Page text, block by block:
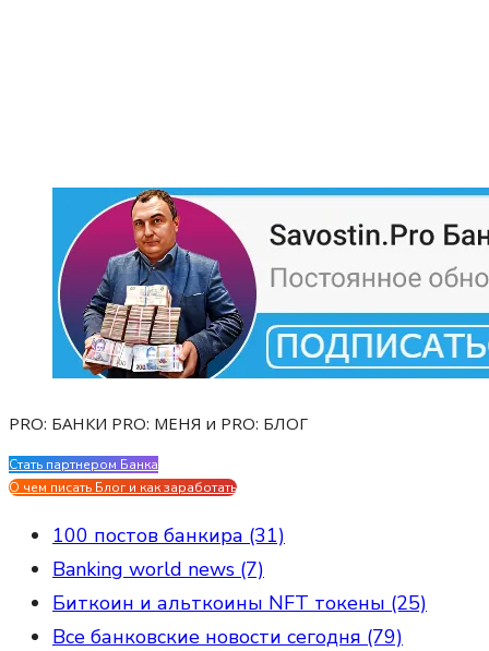
PRO: БАНКИ PRO: МЕНЯ и PRO: БЛОГ
Стать партнером Банка
О чем писать Блог и как заработать
100 постов банкира (31)
Banking world news (7)
Биткоин и альткоины NFT токены (25)
Все банковские новости сегодня (79)